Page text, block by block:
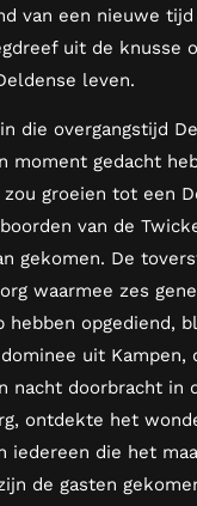
van een nieuwe
uit de knusse
leven.
die overgangstijd
moment gedacht
zou groeien tot een
van de
gekomen. De
waarmee zes
hebben opgediend,
uit Kampen,
nacht doorbracht in
ontdekte het
iedereen die het
de gasten